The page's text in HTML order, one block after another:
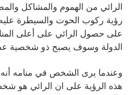
الرائي من الهموم والمشاكل
رؤية ركوب الحوت والسيطرة
على حصول الرائي على أعلى
الدولة وسوف يصبح ذو شخصية
وعندما يرى الشخص في منامه أنه
هذه الرؤية على ان الرائي هو